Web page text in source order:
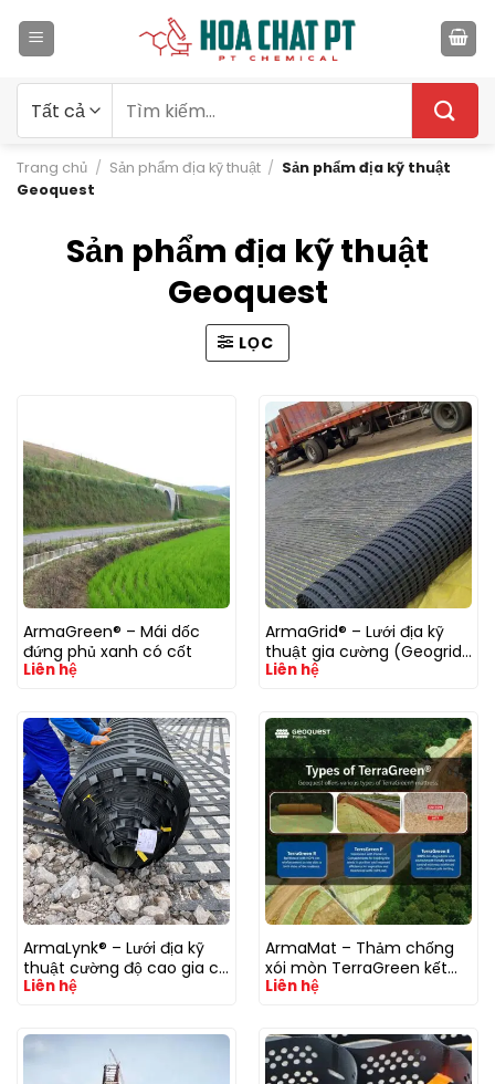
qua
kiếm:
Trang chủ / Sản phẩm địa kỹ thuật / Sản phẩm địa kỹ thuật
Geoquest
Sản phẩm địa kỹ thuật
Geoquest
LỌC
ArmaGreen® – Mái dốc
đứng phủ xanh có cốt
Liên hệ
ArmaGrid® – Lưới địa kỹ
thuật gia cường (Geogrid)
PP/PET/HDPE/Fiberglass
Liên hệ
ArmaLynk® – Lưới địa kỹ
thuật cường độ cao gia cố
nền đất yếu
Liên hệ
ArmaMat – Thảm chống
xói mòn TerraGreen kết
hợp lưới cho mái dốc đứng
Liên hệ